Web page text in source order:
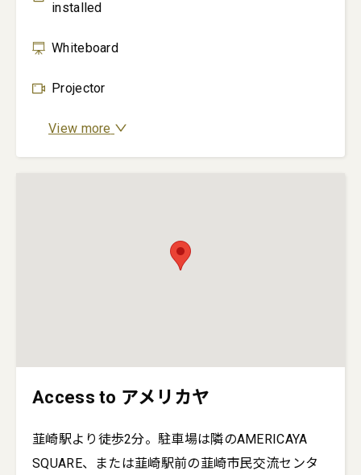
installed
Whiteboard
Projector
View more
Access to アメリカヤ
韮崎駅より徒歩2分。駐車場は隣のAMERICAYA
SQUARE、または韮崎駅前の韮崎市民交流センタ